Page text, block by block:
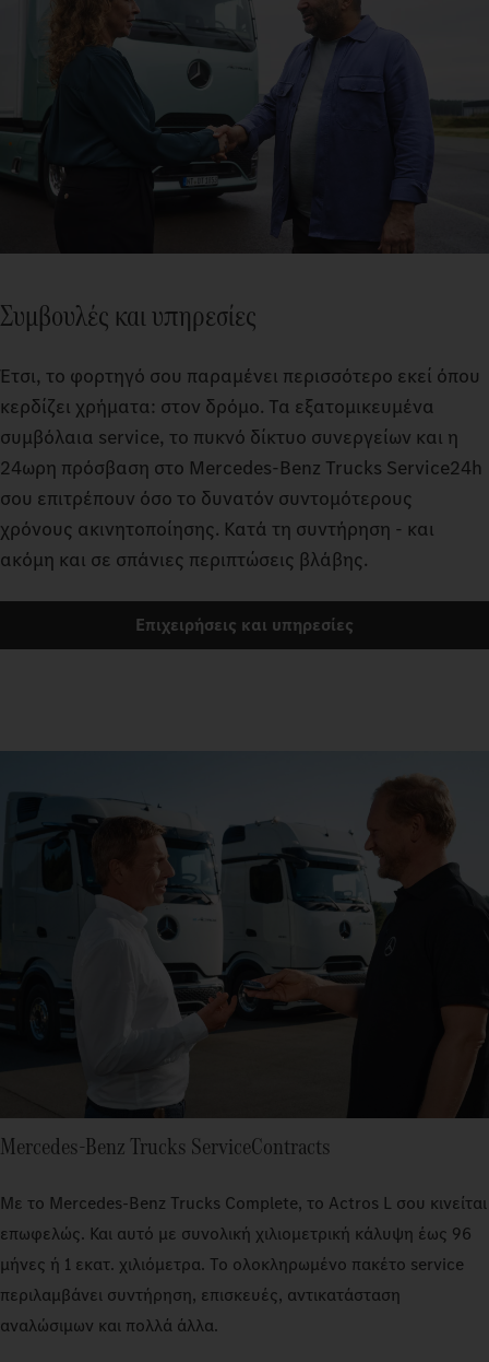
Συμβουλές και υπηρεσίες
Έτσι, το φορτηγό σου παραμένει περισσότερο εκεί όπου
κερδίζει χρήματα: στον δρόμο. Τα εξατομικευμένα
συμβόλαια service, το πυκνό δίκτυο συνεργείων και η
24ωρη πρόσβαση στο Mercedes-Benz Trucks Service24h
σου επιτρέπουν όσο το δυνατόν συντομότερους
χρόνους ακινητοποίησης. Κατά τη συντήρηση - και
ακόμη και σε σπάνιες περιπτώσεις βλάβης.
Επιχειρήσεις και υπηρεσίες
Mercedes-Benz Trucks ServiceContracts
Με το Mercedes‑Benz Trucks Complete, το Actros L σου κινείται
επωφελώς. Και αυτό με συνολική χιλιομετρική κάλυψη έως 96
μήνες ή 1 εκατ. χιλιόμετρα. Το ολοκληρωμένο πακέτο service
περιλαμβάνει συντήρηση, επισκευές, αντικατάσταση
αναλώσιμων και πολλά άλλα.